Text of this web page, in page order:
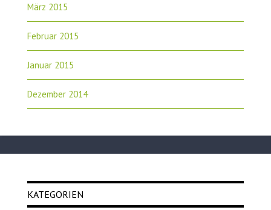
März 2015
Februar 2015
Januar 2015
Dezember 2014
KATEGORIEN